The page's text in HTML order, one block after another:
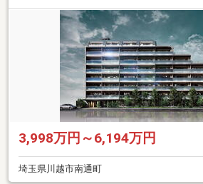
3,998万円～6,194万円
埼玉県川越市南通町